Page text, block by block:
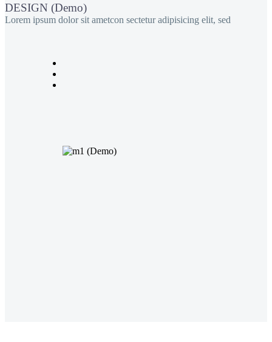
DESIGN (Demo)
Lorem ipsum dolor sit ametcon sectetur adipisicing elit, sed